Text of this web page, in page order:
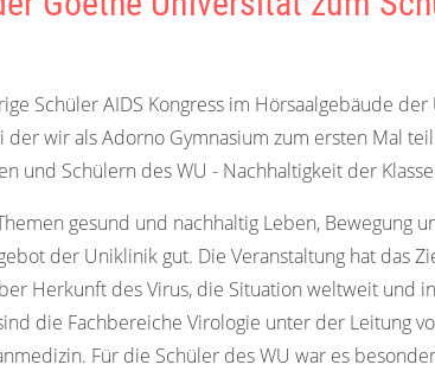
Schüler AIDS Kongress im Hörsaalgebäude der
der wir als Adorno Gymnasium zum ersten Mal
und Schülern des WU - Nachhaltigkeit der
gesund und nachhaltig Leben, Bewegung
der Uniklinik gut. Die Veranstaltung hat das
Herkunft des Virus, die Situation weltweit und in
die Fachbereiche Virologie unter der Leitung
Für die Schüler des WU war es